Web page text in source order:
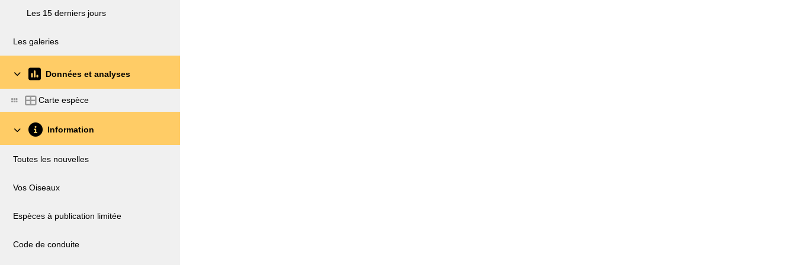
Les 15 derniers jours
Les galeries
Données et analyses
Carte espèce
Information
Toutes les nouvelles
Vos Oiseaux
Espèces à publication limitée
Code de conduite